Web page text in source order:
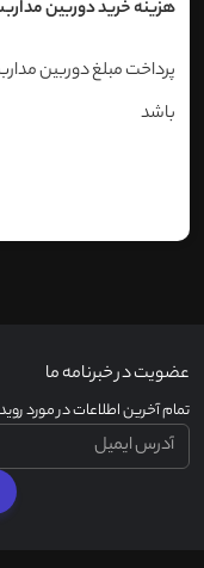
هزینه خرید دوربین
پرداخت مبلغ دوربین
باشد
عضویت در خبرنامه ما
تمام آخرین اطلاعات در مورد